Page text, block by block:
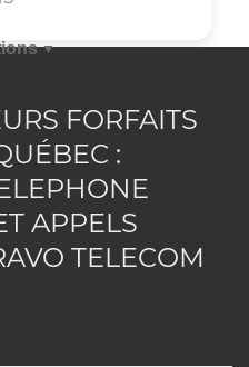
FORFAITS
:
APPELS
TELECOM
requête par
ou en
support